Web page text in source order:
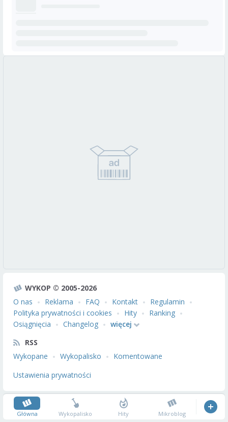
WYKOP © 2005-2026
O nas
Reklama FAQ Kontakt
Regulamin
Polityka prywatności i cookies
Hity
Ranking
Osiągnięcia
Changelog
więcej
RSS
Wykopane
Wykopalisko
Komentowane
Ustawienia prywatności
Główna Wykopalisko Hity Mikroblog